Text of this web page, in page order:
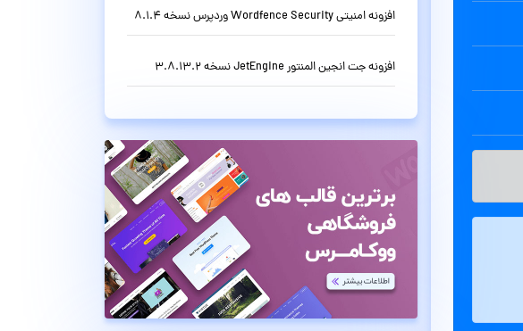
افزونه امنیتی Wordfence Security وردپرس نسخه 8.1.4
افزونه جت انجین المنتور JetEngine نسخه 3.8.13.2